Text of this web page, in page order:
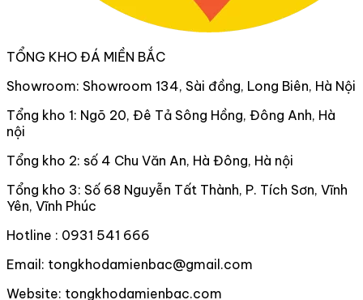
TỔNG KHO ĐÁ MIỀN BẮC
Showroom: Showroom 134, Sài đồng, Long Biên, Hà Nội
Tổng kho 1: Ngõ 20, Đê Tả Sông Hồng, Đông Anh, Hà
nội
Tổng kho 2: số 4 Chu Văn An, Hà Đông, Hà nội
Tổng kho 3: Số 68 Nguyễn Tất Thành, P. Tích Sơn, Vĩnh
Yên, Vĩnh Phúc
Hotline : 0931 541 666
Email: tongkhodamienbac@gmail.com
Website: tongkhodamienbac.com